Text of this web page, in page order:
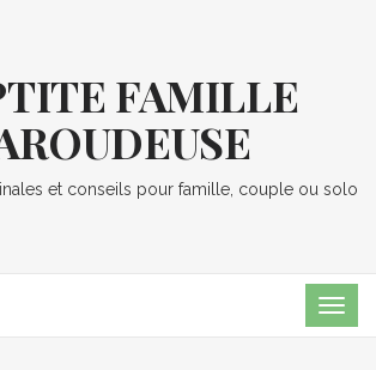
FAMILLE
et conseils pour famille, couple ou solo